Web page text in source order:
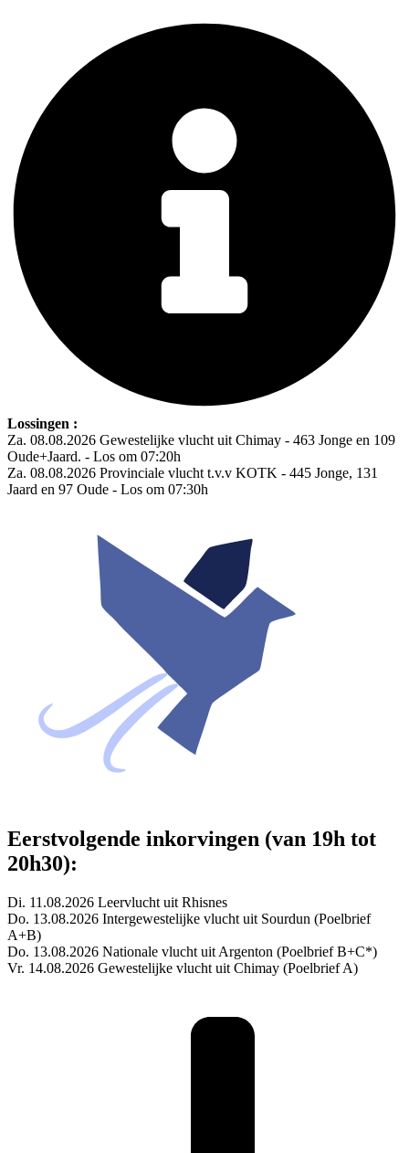
Lossingen :
Za. 08.08.2026 Gewestelijke vlucht uit Chimay - 463 Jonge en 109
Oude+Jaard. - Los om 07:20h
Za. 08.08.2026 Provinciale vlucht t.v.v KOTK - 445 Jonge, 131
Jaard en 97 Oude - Los om 07:30h
Eerstvolgende inkorvingen (van 19h tot
20h30):
Di. 11.08.2026 Leervlucht uit Rhisnes
Do. 13.08.2026 Intergewestelijke vlucht uit Sourdun (Poelbrief
A+B)
Do. 13.08.2026 Nationale vlucht uit Argenton (Poelbrief B+C*)
Vr. 14.08.2026 Gewestelijke vlucht uit Chimay (Poelbrief A)